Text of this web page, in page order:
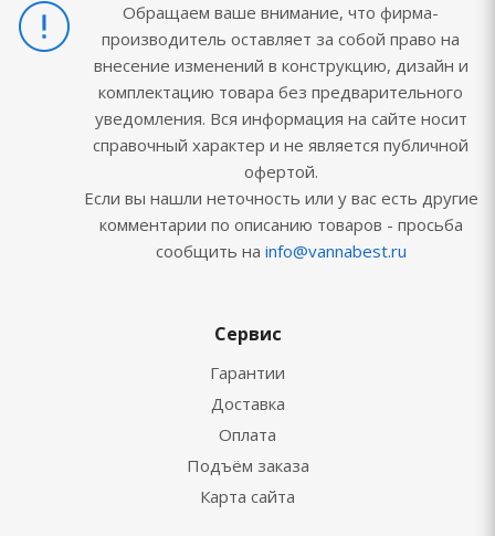
Обращаем ваше внимание, что фирма-
производитель оставляет за собой право на
внесение изменений в конструкцию, дизайн и
комплектацию товара без предварительного
уведомления. Вся информация на сайте носит
справочный характер и не является публичной
офертой.
Если вы нашли неточность или у вас есть другие
комментарии по описанию товаров - просьба
сообщить на info@vannabest.ru
Сервис
Гарантии
Доставка
Оплата
Подъём заказа
Карта сайта